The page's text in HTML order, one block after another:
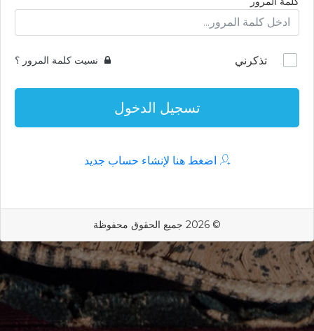
تذكرني نسيت كلمة المرور ؟
تسجيل الدخول
اضغط هنا لإنشاء حساب جديد
© 2026 جميع الحقوق محفوظة